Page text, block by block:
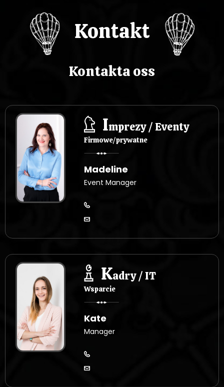
Kontakt
Kontakta oss
Imprezy / Eventy
Firmowe/prywatne
Madeline
Event Manager
Kadry / IT
Wsparcie
Kate
Manager